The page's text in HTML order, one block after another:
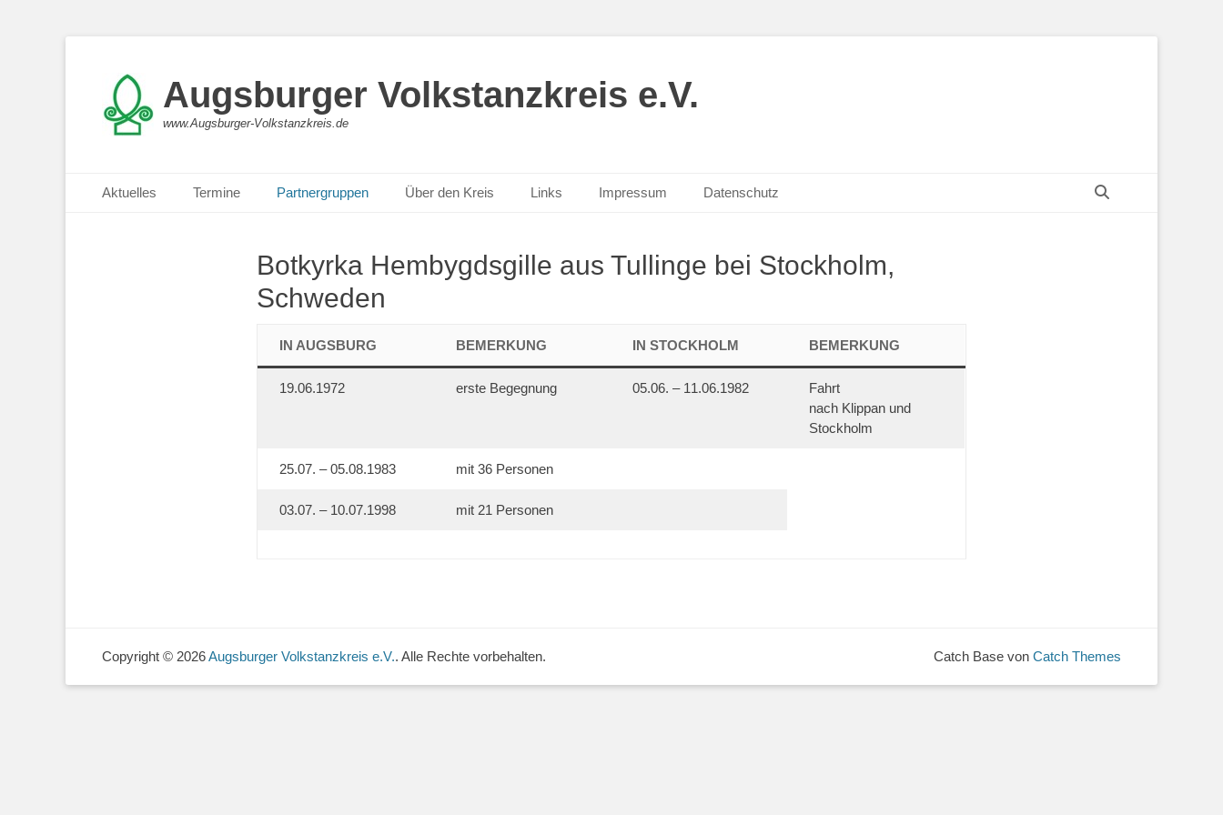
Augsburger Volkstanzkreis e.V.
www.Augsburger-Volkstanzkreis.de
Primäres Menü
Inhalt
Aktuelles Termine Partnergruppen Über den Kreis Links Impressum Datenschutz
Botkyrka Hembygdsgille aus Tullinge bei Stockholm,
Schweden
IN AUGSBURG BEMERKUNG IN STOCKHOLM BEMERKUNG
19.06.1972 erste Begegnung 05.06. – 11.06.1982
Fahrt
nach Klippan und
Stockholm
25.07. – 05.08.1983 mit 36 Personen
03.07. – 10.07.1998 mit 21 Personen
Copyright © 2026Augsburger Volkstanzkreis e.V.. Alle Rechte vorbehalten. Catch Base von Catch Themes